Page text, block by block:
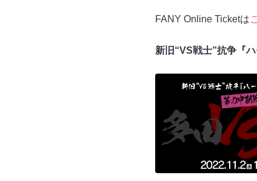
FANY Online Ticketは
新旧“VS戦士”抗争『